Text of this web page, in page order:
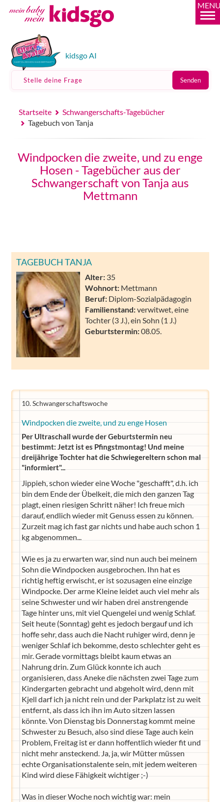
kidsgo AI
Stelle deine Frage Senden
Startseite
Schwangerschafts-Tagebücher
Tagebuch von Tanja
Windpocken die zweite, und zu enge
Hosen - Tagebücher aus der
Schwangerschaft von Tanja aus
Mettmann
TAGEBUCH TANJA
Alter: 35
Wohnort: Mettmann
Beruf: Diplom-Sozialpädagogin
Familienstand:verwitwet, eine
Tochter (3 J.), ein Sohn (1 J.)
Geburtstermin:08.05.
10. Schwangerschaftswoche
Windpocken die zweite, und zu enge Hosen
Per Ultraschall wurde der Geburtstermin neu
bestimmt: Jetzt ist es Pfingstmontag! Und meine
dreijährige Tochter hat die Schwiegereltern schon mal
"informiert"...
Jippieh, schon wieder eine Woche "geschafft", d.h. ich
bin dem Ende der Übelkeit, die mich den ganzen Tag
plagt, einen riesigen Schritt näher! Ich freue mich
darauf, endlich wieder mit Genuss essen zu können.
Zurzeit mag ich fast gar nichts und habe auch schon 1
kg abgenommen...
Wie es ja zu erwarten war, sind nun auch bei meinem
Sohn die Windpocken ausgebrochen. Ihn hat es
richtig heftig erwischt, er ist sozusagen eine einzige
Windpocke. Der arme Kleine leidet auch viel mehr als
seine Schwester und wir haben drei anstrengende
Tage hinter uns, mit viel Quengelei und wenig Schlaf.
Seit heute (Sonntag) geht es jedoch bergauf und ich
hoffe sehr, dass auch die Nacht ruhiger wird, denn je
weniger Schlaf ich bekomme, desto schlechter geht es
mir. Gerade vormittags bleibt kaum etwas an
Nahrung drin. Zum Glück konnte ich auch
organisieren, dass Aneke die nächsten zwei Tage zum
Kindergarten gebracht und abgeholt wird, denn mit
Kjell darf ich ja nicht rein und der Parkplatz ist zu weit
entfernt, als dass ich ihn im Auto sitzen lassen
könnte. Von Dienstag bis Donnerstag kommt meine
Schwester zu Besuch, also sind diese Tage auch kein
Problem, Freitag ist er dann hoffentlich wieder fit und
nicht mehr ansteckend. Ja, ja, wir Mütter müssen
echte Organisationstalente sein, mit jedem weiteren
Kind wird diese Fähigkeit wichtiger ;-)
Was in dieser Woche noch wichtig war: mein